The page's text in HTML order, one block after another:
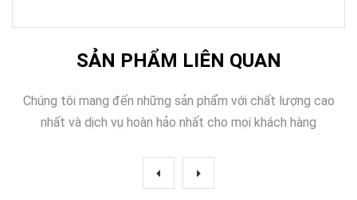
SẢN PHẨM LIÊN QUAN
Chúng tôi mang đến những sản phẩm với chất lượng cao
nhất và dịch vụ hoàn hảo nhất cho mọi khách hàng